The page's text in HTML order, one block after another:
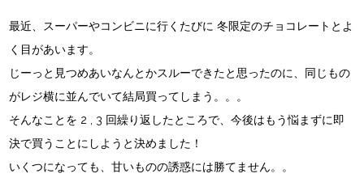
最近、スーパーやコンビニに行くたびに 冬限定のチョコレートとよ
く目があいます。
じーっと見つめあいなんとかスルーできたと思ったのに、同じもの
がレジ横に並んでいて結局買ってしまう。。。
そんなことを 2 , 3 回繰り返したところで、今後はもう悩まずに即
決で買うことにしようと決めました！
いくつになっても、甘いものの誘惑には勝てません。。